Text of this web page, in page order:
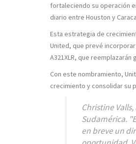
fortaleciendo su operación
diario entre Houston y
Esta estrategia de
United, que prevé
A321XLR, que
Con este nombramiento,
crecimiento y consolidar su
Christine
Sudamérica.
en breve un